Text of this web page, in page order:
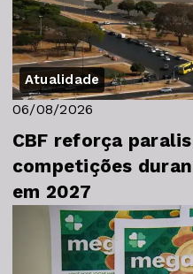
Atualidade
06/08/2026
CBF reforça
competições
em 2027